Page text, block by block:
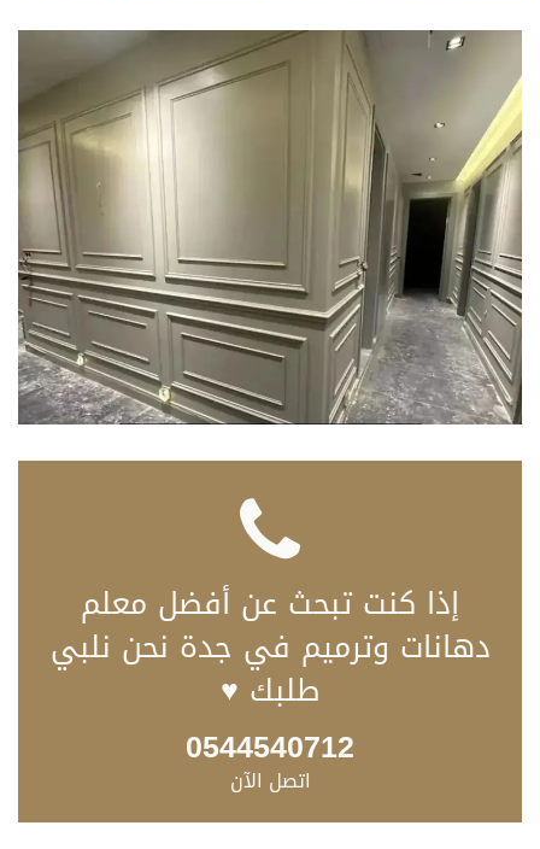
إذا كنت تبحث عن أفضل معلم
دهانات وترميم في جدة نحن نلبي
طلبك ♥
0544540712
اتصل الآن